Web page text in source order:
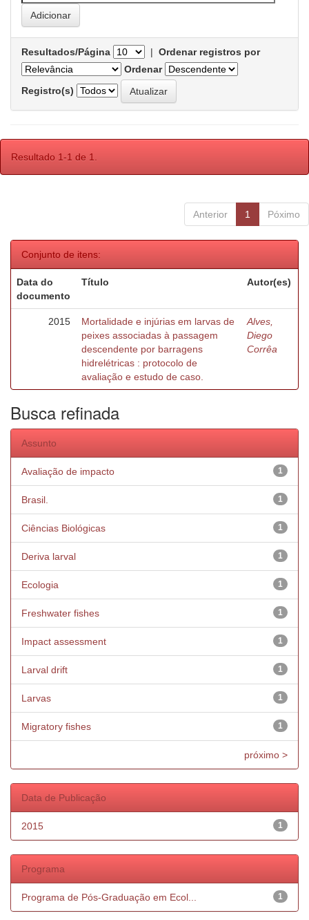
Resultados/Página | Ordenar registros por
Ordenar
Registro(s)
Resultado 1-1 de 1.
Anterior 1 Póximo
Conjunto de itens:
Data do
documento
Título Autor(es)
2015
Mortalidade e injúrias em larvas de
peixes associadas à passagem
descendente por barragens
hidrelétricas : protocolo de
avaliação e estudo de caso.
Alves,
Diego
Corrêa
Busca refinada
Assunto
1
Avaliação de impacto
1
Brasil.
1
Ciências Biológicas
1
Deriva larval
1
Ecologia
1
Freshwater fishes
1
Impact assessment
1
Larval drift
1
Larvas
1
Migratory fishes
próximo >
Data de Publicação
1
2015
Programa
1
Programa de Pós-Graduação em Ecol...